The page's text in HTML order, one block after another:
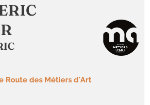
Route des Métiers d'Art